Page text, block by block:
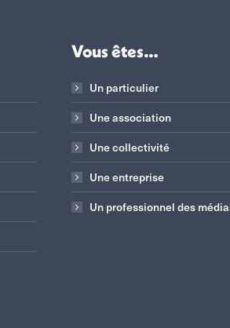
Vous êtes…
Un particulier
Une association
Une collectivité
Une entreprise
Un professionnel des